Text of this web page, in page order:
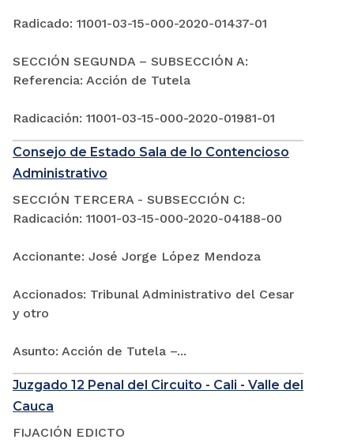
Radicado: 11001-03-15-000-2020-01437-01
SECCIÓN SEGUNDA – SUBSECCIÓN A:
Referencia: Acción de Tutela
Radicación: 11001-03-15-000-2020-01981-01
Consejo de Estado Sala de lo Contencioso
Administrativo
SECCIÓN TERCERA - SUBSECCIÓN C:
Radicación: 11001-03-15-000-2020-04188-00
Accionante: José Jorge López Mendoza
Accionados: Tribunal Administrativo del Cesar
y otro
Asunto: Acción de Tutela –...
Juzgado 12 Penal del Circuito - Cali - Valle del
Cauca
FIJACIÓN EDICTO